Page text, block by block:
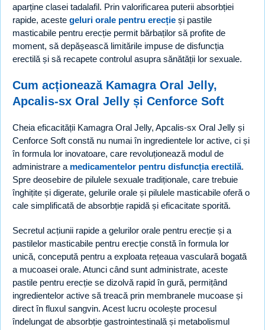
aparține clasei tadalafil. Prin valorificarea puterii absorbției
rapide, aceste geluri orale pentru erecție și pastile
masticabile pentru erecție permit bărbaților să profite de
moment, să depășească limitările impuse de disfuncția
erectilă și să recapete controlul asupra sănătății lor sexuale.
Cum acționează Kamagra Oral Jelly,
Apcalis-sx Oral Jelly și Cenforce Soft
Cheia eficacității Kamagra Oral Jelly, Apcalis-sx Oral Jelly și
Cenforce Soft constă nu numai în ingredientele lor active, ci și
în formula lor inovatoare, care revoluționează modul de
administrare a medicamentelor pentru disfuncția erectilă.
Spre deosebire de pilulele sexuale tradiționale, care trebuie
înghițite și digerate, gelurile orale și pilulele masticabile oferă o
cale simplificată de absorbție rapidă și eficacitate sporită.
Secretul acțiunii rapide a gelurilor orale pentru erecție și a
pastilelor masticabile pentru erecție constă în formula lor
unică, concepută pentru a exploata rețeaua vasculară bogată
a mucoasei orale. Atunci când sunt administrate, aceste
pastile pentru erecție se dizolvă rapid în gură, permițând
ingredientelor active să treacă prin membranele mucoase și
direct în fluxul sangvin. Acest lucru ocolește procesul
îndelungat de absorbție gastrointestinală și metabolismul